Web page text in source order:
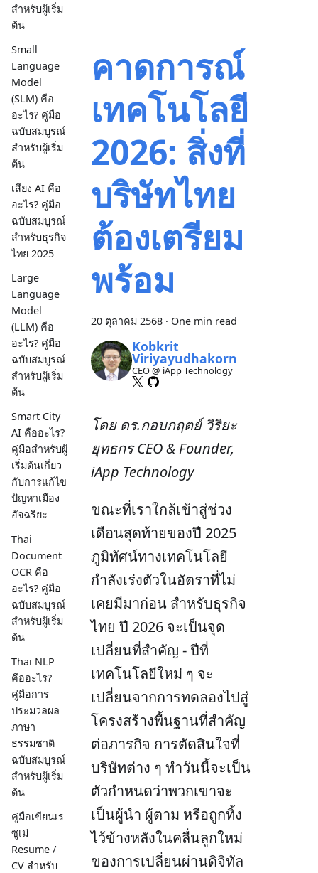
สำหรับผู้เริ่ม
ต้น
Small
Language
Model
(SLM) คือ
อะไร? คู่มือ
ฉบับสมบูรณ์
สำหรับผู้เริ่ม
ต้น
เสียง AI คือ
อะไร? คู่มือ
ฉบับสมบูรณ์
สำหรับธุรกิจ
ไทย 2025
Large
Language
Model
(LLM) คือ
อะไร? คู่มือ
ฉบับสมบูรณ์
สำหรับผู้เริ่ม
ต้น
Smart City
AI คืออะไร?
คู่มือสำหรับผู้
เริ่มต้นเกี่ยว
กับการแก้ไข
ปัญหาเมือง
อัจฉริยะ
Thai
Document
OCR คือ
อะไร? คู่มือ
ฉบับสมบูรณ์
สำหรับผู้เริ่ม
ต้น
Thai NLP
คืออะไร?
คู่มือการ
ประมวลผล
ภาษา
ธรรมชาติ
ฉบับสมบูรณ์
สำหรับผู้เริ่ม
ต้น
คู่มือเขียนเร
ซูเม่
Resume /
CV สำหรับ
คาดการณ์
เทคโนโลยี
2026: สิ่งที่
บริษัทไทย
ต้องเตรียม
พร้อม
20 ตุลาคม 2568 · One min read
Kobkrit
Viriyayudhakorn
CEO @ iApp Technology
โดย ดร.กอบกฤตย์ วิริยะ
ยุทธกร CEO & Founder,
iApp Technology
ขณะที่เราใกล้เข้าสู่ช่วง
เดือนสุดท้ายของปี 2025
ภูมิทัศน์ทางเทคโนโลยี
กำลังเร่งตัวในอัตราที่ไม่
เคยมีมาก่อน สำหรับธุรกิจ
ไทย ปี 2026 จะเป็นจุด
เปลี่ยนที่สำคัญ - ปีที่
เทคโนโลยีใหม่ ๆ จะ
เปลี่ยนจากการทดลองไปสู่
โครงสร้างพื้นฐานที่สำคัญ
ต่อภารกิจ การตัดสินใจที่
บริษัทต่าง ๆ ทำวันนี้จะเป็น
ตัวกำหนดว่าพวกเขาจะ
เป็นผู้นำ ผู้ตาม หรือถูกทิ้ง
ไว้ข้างหลังในคลื่นลูกใหม่
ของการเปลี่ยนผ่านดิจิทัล